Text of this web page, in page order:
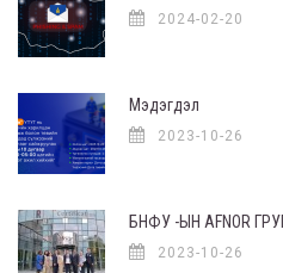
2024-02-20
Мэдэгдэл
2023-10-26
БНФУ -ЫН AFNOR
2023-10-26